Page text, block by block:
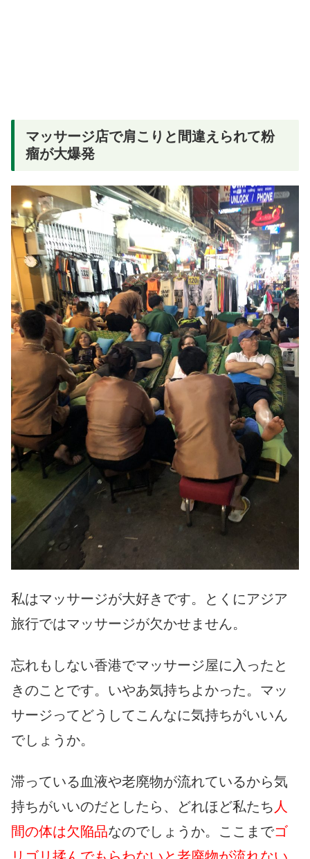
マッサージ店で肩こりと間違えられて粉
瘤が大爆発
私はマッサージが大好きです。とくにアジア
旅行ではマッサージが欠かせません。
忘れもしない香港でマッサージ屋に入ったと
きのことです。いやあ気持ちよかった。マッ
サージってどうしてこんなに気持ちがいいん
でしょうか。
滞っている血液や老廃物が流れているから気
持ちがいいのだとしたら、どれほど私たち 人
間の体は欠陥品なのでしょうか。ここまでゴ